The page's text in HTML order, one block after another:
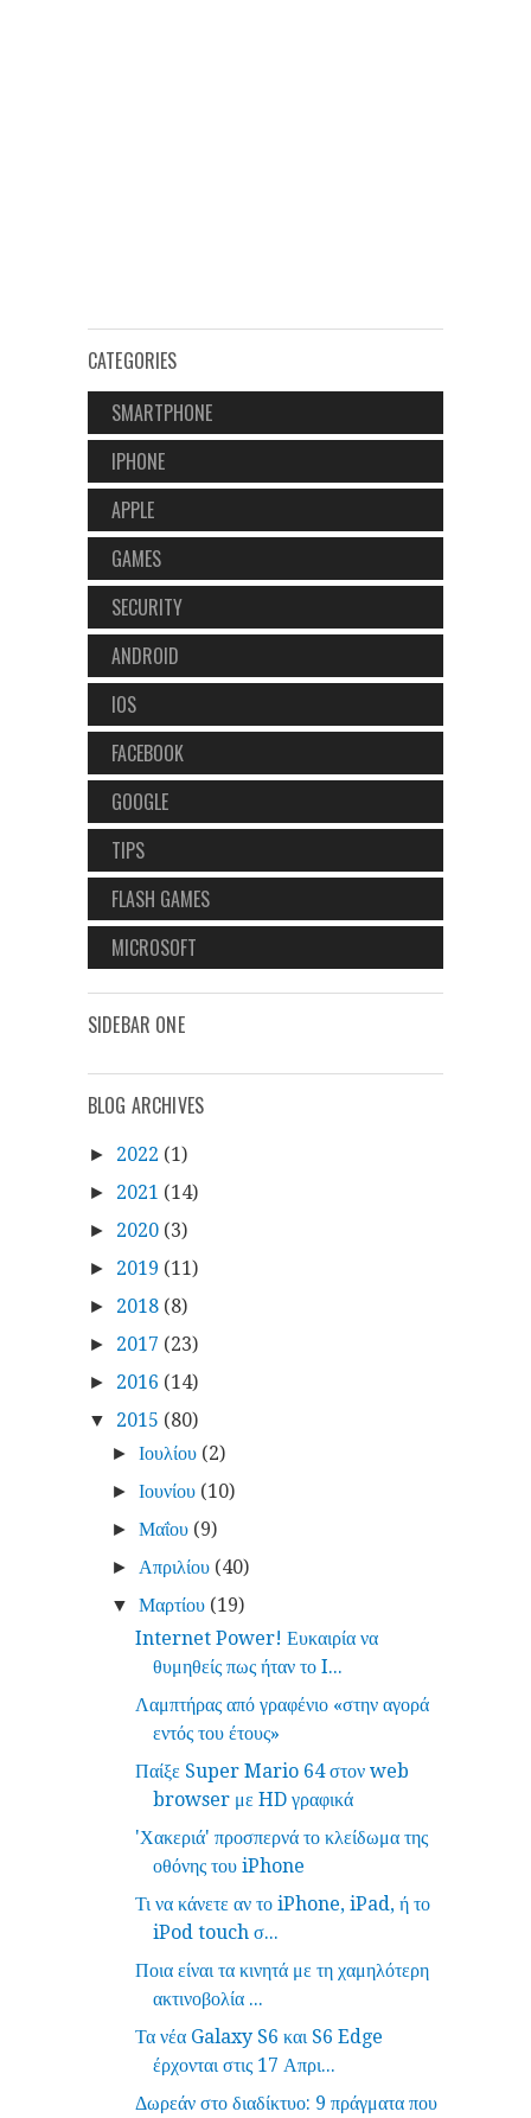
CATEGORIES
SMARTPHONE
IPHONE
APPLE
GAMES
SECURITY
ANDROID
IOS
FACEBOOK
GOOGLE
TIPS
FLASH GAMES
MICROSOFT
SIDEBAR ONE
BLOG ARCHIVES
► 2022 (1)
► 2021 (14)
► 2020 (3)
► 2019 (11)
► 2018 (8)
► 2017 (23)
► 2016 (14)
▼ 2015 (80)
►Ιουλίου (2)
►Ιουνίου (10)
►Μαΐου (9)
► Απριλίου (40)
▼ Μαρτίου (19)
Internet Power! Ευκαιρία να
θυμηθείς πως ήταν το I...
Λαμπτήρας από γραφένιο «στην αγορά
εντός του έτους»
Παίξε Super Mario 64 στον web
browser με HD γραφικά
'Χακεριά' προσπερνά το κλείδωμα της
οθόνης του iPhone
Τι να κάνετε αν το iPhone, iPad, ή το
iPod touch σ...
Ποια είναι τα κινητά με τη χαμηλότερη
ακτινοβολία ...
Τα νέα Galaxy S6 και S6 Edge
έρχονται στις 17 Απρι...
Δωρεάν στο διαδίκτυο: 9 πράγματα που